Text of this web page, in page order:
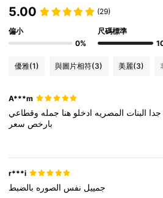
5.00 (29)
偏小
0%
尺碼標準
優雅(1) 與圖片相符(3) 美麗(3)
A***m
جدا البنات المصريه ادخلو هنا جمله وقطاعي
بارخص سعر
r***i
جمييل نفس الصوره بالضبط